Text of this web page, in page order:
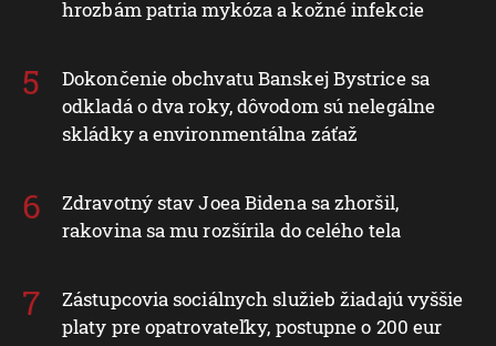
nevyhovujúcich kúpalísk. K najväčším
hrozbám patria mykóza a kožné infekcie
odkladá o dva roky, dôvodom sú nelegálne
skládky a environmentálna záťaž
Zdravotný stav Joea Bidena sa zhoršil,
rakovina sa mu rozšírila do celého tela